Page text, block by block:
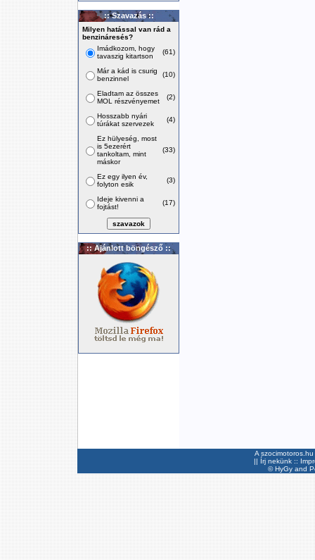
:: Szavazás ::
Milyen hatással van rád a
benzináresés?
Imádkozom, hogy
tavaszig kitartson
(61)
Már a kád is csurig
benzinnel
(10)
Eladtam az összes
MOL részvényemet
(2)
Hosszabb nyári
túrákat szervezek
(4)
Ez hülyeség, most
is 5ezerért
tankoltam, mint
máskor
(33)
Ez egy ilyen év,
folyton esik
(3)
Ideje kivenni a
fojtást!
(17)
:: Ajánlott böngésző ::
A
|| Írj nekünk ::
©HyGyand